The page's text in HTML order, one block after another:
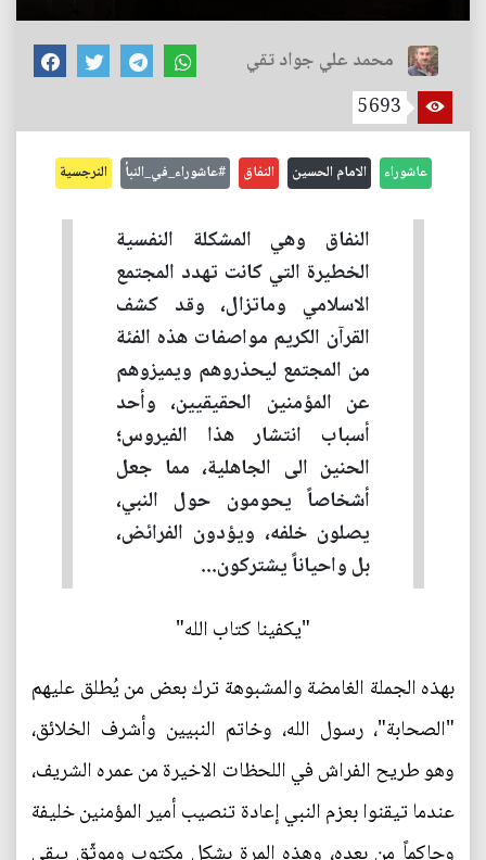
محمد علي جواد تقي
5693
عاشوراء الامام الحسين النفاق #عاشوراء_في_النبأ النرجسية
النفاق وهي المشكلة النفسية
الخطيرة التي كانت تهدد المجتمع
الاسلامي وماتزال، وقد كشف
القرآن الكريم مواصفات هذه الفئة
من المجتمع ليحذروهم ويميزوهم
عن المؤمنين الحقيقيين، وأحد
أسباب انتشار هذا الفيروس؛
الحنين الى الجاهلية، مما جعل
أشخاصاً يحومون حول النبي،
يصلون خلفه، ويؤدون الفرائض،
بل واحياناً يشتركون...
"يكفينا كتاب الله"
بهذه الجملة الغامضة والمشبوهة ترك بعض من يُطلق عليهم
"الصحابة"، رسول الله، وخاتم النبيين وأشرف الخلائق،
وهو طريح الفراش في اللحظات الاخيرة من عمره الشريف،
عندما تيقنوا بعزم النبي إعادة تنصيب أمير المؤمنين خليفة